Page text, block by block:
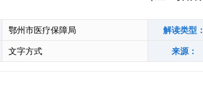
鄂州市医疗保障局 解读类型：
文字方式 来源：